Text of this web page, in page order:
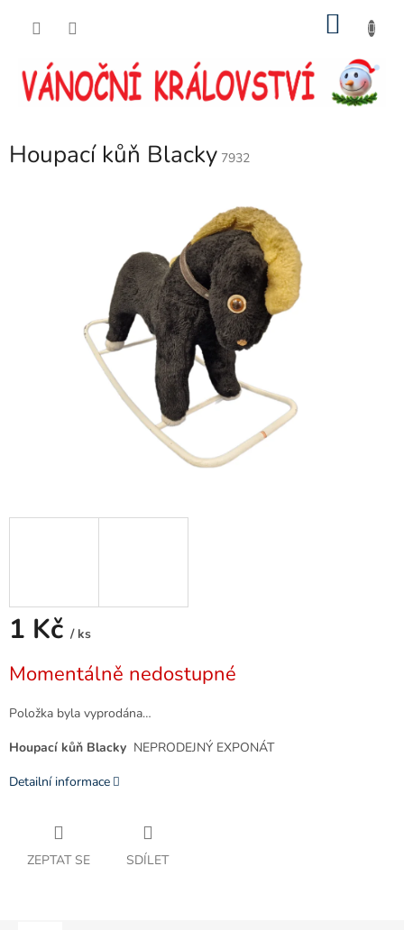
Houpací kůň Blacky 7932
1 Kč / ks
cena:
Momentálně nedostupné
Položka byla vyprodána…
Houpací kůň Blacky NEPRODEJNÝ EXPONÁT
Detailní informace
ZEPTAT SE SDÍLET